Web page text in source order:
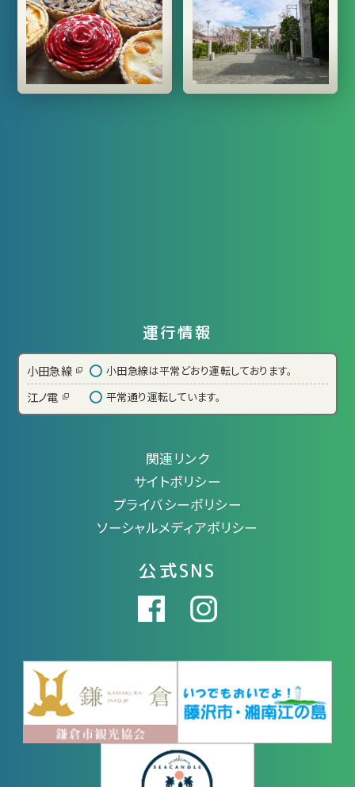
運行情報
小田急線 小田急線は平常どおり運転しております。
江ノ電 平常通り運転しています。
関連リンク
サイトポリシー
プライバシーポリシー
ソーシャルメディアポリシー
公式SNS